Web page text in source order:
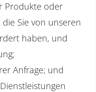
Produkte oder
Sie von unseren
haben, und
Anfrage; und